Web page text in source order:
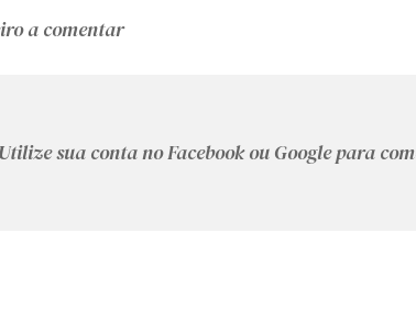
a comentar
Utilize sua conta no Facebook ou Google para